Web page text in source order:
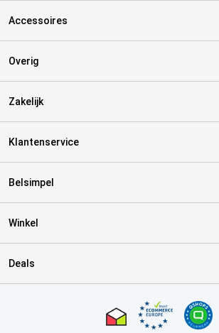
Accessoires
Overig
Zakelijk
Klantenservice
Belsimpel
Winkel
Deals